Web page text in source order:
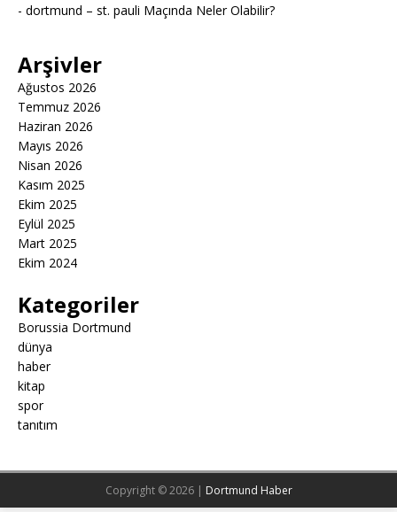
- dortmund – st. pauli Maçında Neler Olabilir?
Arşivler
Ağustos 2026
Temmuz 2026
Haziran 2026
Mayıs 2026
Nisan 2026
Kasım 2025
Ekim 2025
Eylül 2025
Mart 2025
Ekim 2024
Kategoriler
Borussia Dortmund
dünya
haber
kitap
spor
tanıtım
Copyright © 2026 | Dortmund Haber